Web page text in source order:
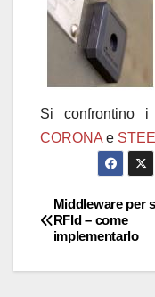
Si confrontino i
CORONA e
articoli
Middleware per
RFId – come
implementarlo